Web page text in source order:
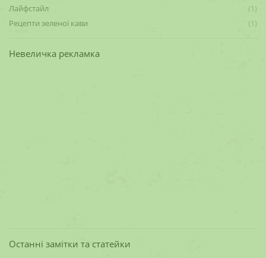
Лайфстайл
(1)
Рецепти зеленої кави
(1)
Невеличка рекламка
Останні замітки та статейки